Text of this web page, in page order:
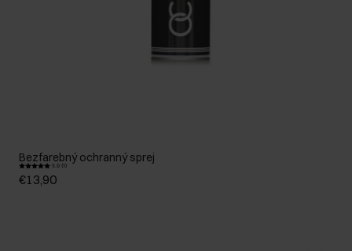
Bezfarebný ochranný sprej
5.0 (1)
€13,90